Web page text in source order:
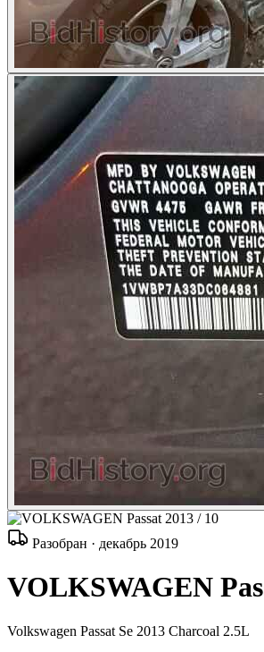
/ 10
Разобран · декабрь 2019
VOLKSWAGEN
Volkswagen Passat Se 2013 Charcoal 2.5L